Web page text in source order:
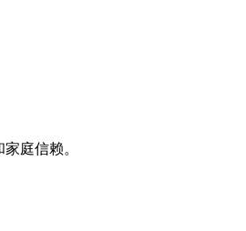
庭信赖。